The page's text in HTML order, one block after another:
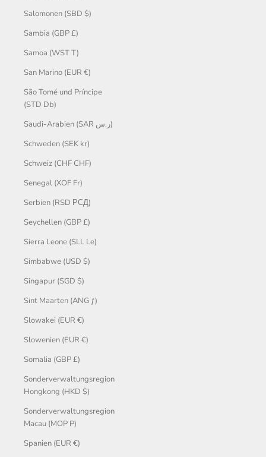
Salomonen (SBD $)
Sambia (GBP £)
Samoa (WST T)
San Marino (EUR €)
São Tomé und Príncipe
(STD Db)
Saudi-Arabien (SAR ر.س)
Schweden (SEK kr)
Schweiz (CHF CHF)
Senegal (XOF Fr)
Serbien (RSD РСД)
Seychellen (GBP £)
Sierra Leone (SLL Le)
Simbabwe (USD $)
Singapur (SGD $)
Sint Maarten (ANG ƒ)
Slowakei (EUR €)
Slowenien (EUR €)
Somalia (GBP £)
Sonderverwaltungsregion
Hongkong (HKD $)
Sonderverwaltungsregion
Macau (MOP P)
Spanien (EUR €)